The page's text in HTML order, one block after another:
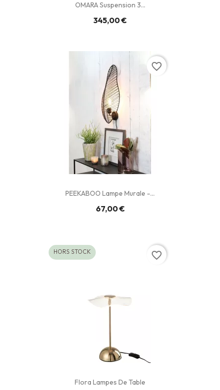
OMARA Suspension 3...
345,00 €
PEEKABOO Lampe Murale -...
67,00 €
favorite_border
Flora Lampes De Table
HORS STOCK favorite_border